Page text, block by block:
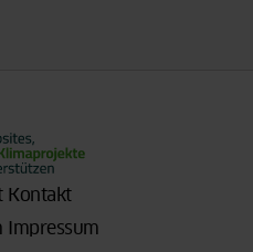
Kontakt
Impressum